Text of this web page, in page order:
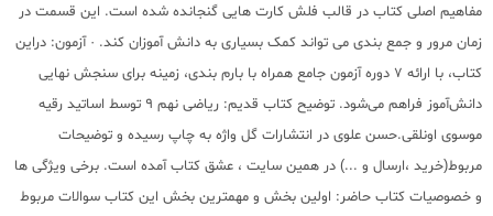
مفاهیم اصلی کتاب در قالب فلش کارت هایی گنجانده شده است. این قسمت در
زمان مرور و جمع بندی می تواند کمک بسیاری به دانش آموزان کند. · آزمون: دراین
کتاب، با ارائه 7 دوره آزمون جامع همراه با بارم بندی، زمینه برای سنجش نهایی
دانش‌آموز فراهم می‌شود. توضیح کتاب قدیم: ریاضی نهم 9 توسط اساتید رقیه
موسوی اونلقی.حسن علوی در انتشارات گل واژه به چاپ رسیده و توضیحات
مربوط(خرید ،ارسال و ...) در همین سایت ، عشق کتاب آمده است. برخی ویژگی ها
و خصوصیات کتاب حاضر: اولین بخش و مهمترین بخش این کتاب سوالات مربوط